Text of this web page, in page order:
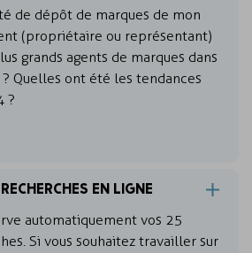
de dépôt de marques de mon
(propriétaire ou représentant)
grands agents de marques dans
Quelles ont été les tendances
?
EN LIGNE
automatiquement vos 25
Si vous souhaitez travailler sur